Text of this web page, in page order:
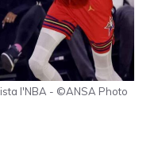
l'NBA - ©ANSA Photo